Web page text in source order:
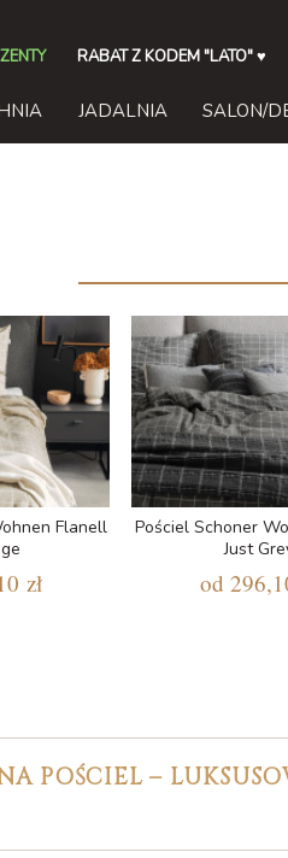
RABAT Z KODEM "LATO"♥
JADALNIA SALON/
Flanell
zł
Pościel Schoner
Just
od
POŚCIEL –